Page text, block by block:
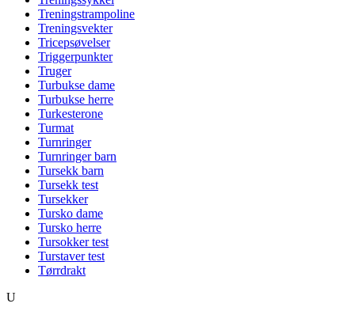
Treningstrampoline
Treningsvekter
Tricepsøvelser
Triggerpunkter
Truger
Turbukse dame
Turbukse herre
Turkesterone
Turmat
Turnringer
Turnringer barn
Tursekk barn
Tursekk test
Tursekker
Tursko dame
Tursko herre
Tursokker test
Turstaver test
Tørrdrakt
U